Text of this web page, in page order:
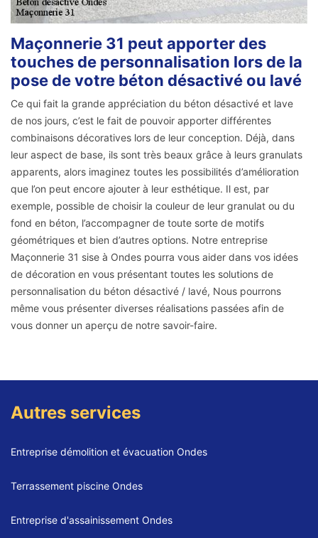
Maçonnerie 31 peut apporter des
touches de personnalisation lors de la
pose de votre béton désactivé ou lavé
Ce qui fait la grande appréciation du béton désactivé et lave
de nos jours, c’est le fait de pouvoir apporter différentes
combinaisons décoratives lors de leur conception. Déjà, dans
leur aspect de base, ils sont très beaux grâce à leurs granulats
apparents, alors imaginez toutes les possibilités d’amélioration
que l’on peut encore ajouter à leur esthétique. Il est, par
exemple, possible de choisir la couleur de leur granulat ou du
fond en béton, l’accompagner de toute sorte de motifs
géométriques et bien d’autres options. Notre entreprise
Maçonnerie 31 sise à Ondes pourra vous aider dans vos idées
de décoration en vous présentant toutes les solutions de
personnalisation du béton désactivé / lavé, Nous pourrons
même vous présenter diverses réalisations passées afin de
vous donner un aperçu de notre savoir-faire.
Autres services
Entreprise démolition et évacuation Ondes
Terrassement piscine Ondes
Entreprise d'assainissement Ondes